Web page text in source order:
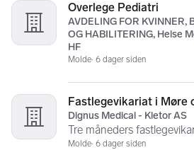
Overlege Pediatri
AVDELING FOR KVINNER,
OG HABILITERING, Helse
HF
Molde 6 dager siden
Fastlegevikariat i Møre
Dignus Medical - Kletor AS
Tre måneders
Molde 6 dager siden